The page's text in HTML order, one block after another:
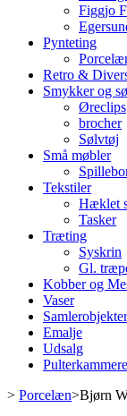
Figgjo
Pynteting
Retro &
Smykker og
Øreclips
brocher
Sølvtøj
Små møbler
Tekstiler
Hæklet
Tasker
Træting
Syskrin
Gl.
Kobber og
Vaser
Samlerobjekter
Emalje
Udsalg
> Porcelæn>Bjørn